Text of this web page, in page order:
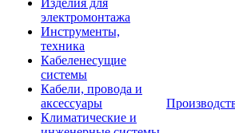
Изделия для
электромонтажа
Инструменты,
техника
Кабеленесущие
системы
Кабели, провода и
аксессуары
Климатические и